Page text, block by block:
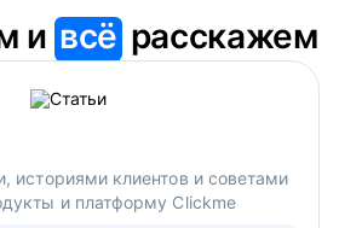
ивсё расскажем
историями клиентов и советами
и платформу Clickme